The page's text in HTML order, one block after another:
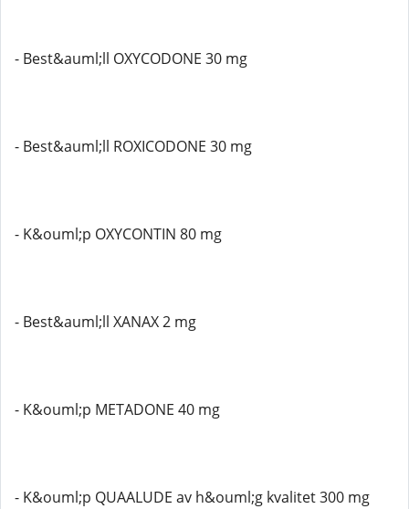
- Best&auml;ll OXYCODONE 30 mg
- Best&auml;ll ROXICODONE 30 mg
- K&ouml;p OXYCONTIN 80 mg
- Best&auml;ll XANAX 2 mg
- K&ouml;p METADONE 40 mg
- K&ouml;p QUAALUDE av h&ouml;g kvalitet 300 mg